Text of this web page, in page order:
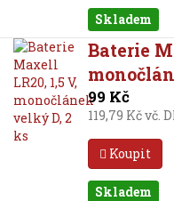
Skladem
Baterie
99 Kč
119,79 Kč vč.
Koupit
Skladem